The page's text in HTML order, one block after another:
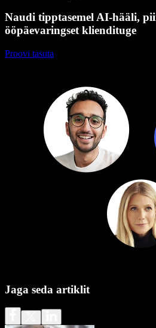
Naudi tipptasemel AI-hääli,
ööpäevaringset kliendituge
Proovi tasuta
Jaga seda artiklit